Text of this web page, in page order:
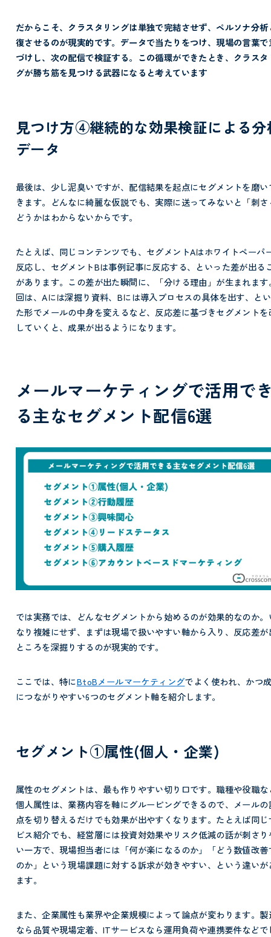
だからこそ、クラスタリングは単独で完結させず、ペルソナ分析
復させるのが現実的です。データで当たりをつけ、現場の言葉で
づけし、次の配信で検証する。この循環ができたとき、クラスタ
グが勝ち筋を見つける武器になると考えています
見つけ方④継続的な効果検証による分
データ
最後は、少し泥臭いですが、配信結果を起点にセグメントを磨い
きます。どんなに綺麗な仮説でも、実際に送ってみないと「刺さ
どうかはわからないからです。
たとえば、同じコンテンツでも、セグメントAはホワイトペーパ
反応し、セグメントBは事例記事に反応する、といった差が出る
があります。この差が出た瞬間に、「分ける理由」が生まれます
回は、Aには深掘り資料、Bには導入プロセスの具体を出す、と
た形でメールの中身を変えるなど、反応差に基づきセグメントを
していくと、成果が出るようになります。
メールマーケティングで活用で
る主なセグメント配信6選
では実務では、どんなセグメントから始めるのが効果的なのか。
なり複雑にせず、まずは現場で扱いやすい軸から入り、反応差が
ところを深掘りするのが現実的です。
ここでは、特にBtoBメールマーケティングでよく使われ、かつ
につながりやすい6つのセグメント軸を紹介します。
セグメント①属性(個人・企業)
属性のセグメントは、最も作りやすい切り口です。職種や役職な
個人属性は、業務内容を軸にグルーピングできるので、メールの
点を切り替えるだけでも効果が出やすくなります。たとえば同じ
ビス紹介でも、経営層には投資対効果やリスク低減の話が刺さり
い一方で、現場担当者には「何が楽になるのか」「どう数値改善
のか」という現場課題に対する訴求が効きやすい、という違いが
ます。
また、企業属性も業界や企業規模によって論点が変わります。製
なら品質や現場定着、ITサービスなら運用負荷や連携要件などで